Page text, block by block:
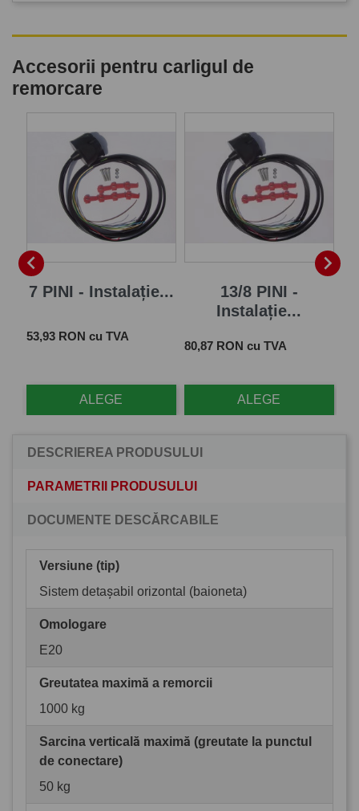
Accesorii pentru carligul de
remorcare

7 PINI - Instalație...
Pret
53,93 RON cu TVA
ALEGE
13/8 PINI -
Instalație...
Pret
80,87 RON cu TVA
ALEGE

DESCRIEREA PRODUSULUI
PARAMETRII PRODUSULUI
DOCUMENTE DESCĂRCABILE
Versiune (tip)
Sistem detașabil orizontal (baioneta)
Omologare
E20
Greutatea maximă a remorcii
1000 kg
Sarcina verticală maximă (greutate la punctul
de conectare)
50 kg